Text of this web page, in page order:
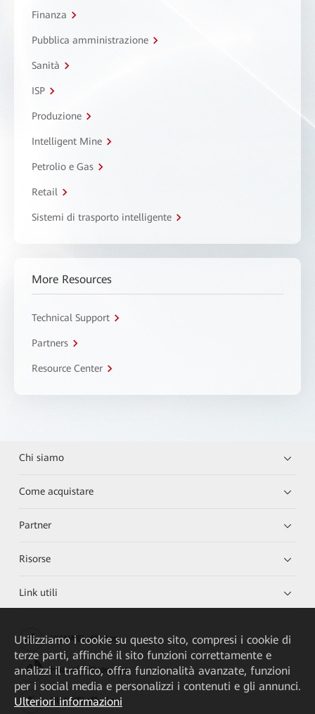
Finanza
Pubblica amministrazione
Sanità
ISP
Produzione
Intelligent Mine
Petrolio e Gas
Retail
Sistemi di trasporto intelligente
More Resources
Technical Support
Partners
Resource Center
Chi siamo
Come acquistare
Partner
Risorse
Link utili
HUAWEI eKit App
Huawei HiKnow App
HUAWEI eFly App
Utilizziamo i cookie su questo sito, compresi i cookie di
terze parti, affinché il sito funzioni correttamente e
analizzi il traffico, offra funzionalità avanzate, funzioni
per i social media e personalizzi i contenuti e gli annunci.
Ulteriori informazioni